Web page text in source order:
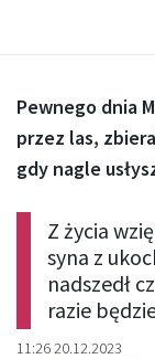
Z życia
syna z
nadszedł
razie
11:26 20.12.2023
Pewnego dnia
przez las,
gdy nagle